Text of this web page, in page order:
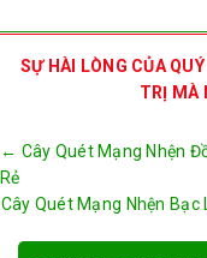
SỰ HÀI LÒNG CỦA
TRỊ MÀ
Post
navigation
← Cây Quét Mạng Nhện
Rẻ
Cây Quét Mạng Nhện